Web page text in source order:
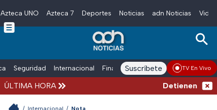
Skip to main content
Azteca UNO Azteca 7 Deportes Noticias adn Noticias
Seguridad Internacional Finanzas adn Noticias Radio
Suscríbete TV En Vivo
ÚLTIMA HORA Detienen al
/ Internacional / Nota